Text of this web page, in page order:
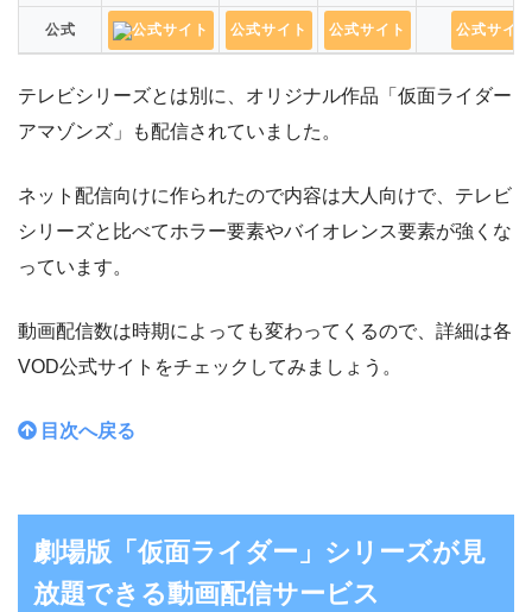
公式 公式サイト 公式サイト 公式サイト 公式サイト
テレビシリーズとは別に、オリジナル作品「仮面ライダー
アマゾンズ」も配信されていました。
ネット配信向けに作られたので内容は大人向けで、テレビ
シリーズと比べてホラー要素やバイオレンス要素が強くな
っています。
動画配信数は時期によっても変わってくるので、詳細は各
VOD公式サイトをチェックしてみましょう。
目次へ戻る
劇場版「仮面ライダー」シリーズが見
放題できる動画配信サービス